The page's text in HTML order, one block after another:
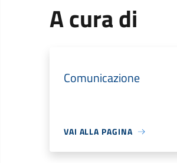
A cura di
Comunicazione
VAI ALLA PAGINA